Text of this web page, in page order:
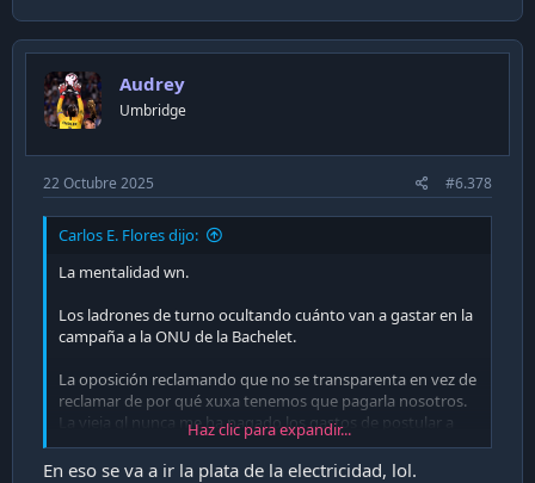
c
t
o
n
s
Audrey
Umbridge
22 Octubre 2025 #6.378
Carlos E. Flores dijo:
La mentalidad wn.
Los ladrones de turno ocultando cuánto van a gastar en la
campaña a la ONU de la Bachelet.
La oposición reclamando que no se transparenta en vez de
reclamar de por qué xuxa tenemos que pagarla nosotros.
La vieja ql nunca me ha pagado los gastos de postular a
una pega.
Haz clic para expandir...
En eso se va a ir la plata de la electricidad, lol.